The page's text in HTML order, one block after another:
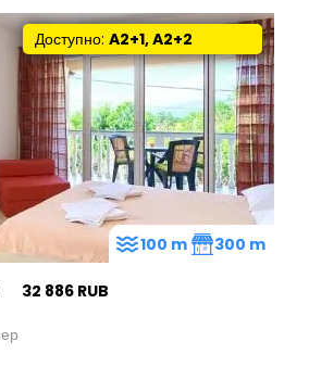
Доступно: A2+1, A2+2
32 886 RUB
100 m 300 m